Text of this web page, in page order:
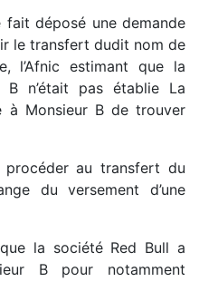
déposé une demande
le transfert dudit nom de
l’Afnic estimant que la
n’était pas établie La
à Monsieur B de trouver
au transfert du
du versement d’une
la société Red Bull a
B pour notamment